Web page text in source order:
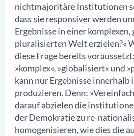
nichtmajoritäre Institutionen
dass sie responsiver werden
Ergebnisse in einer
pluralisierten Welt erzielen?«
diese Frage bereits
»komplex«, »globalisiert« und
kann nur Ergebnisse innerhalb
produzieren. Denn:
darauf abzielen die
der Demokratie zu re-
homogenisieren, wie dies die